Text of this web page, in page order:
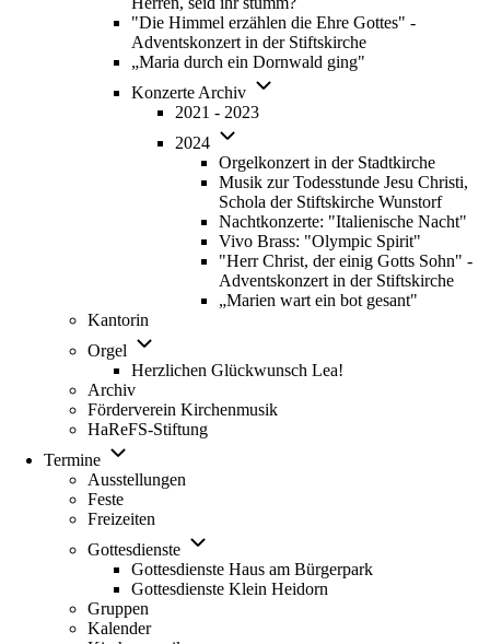
"Die Himmel erzählen die Ehre Gottes" -
Adventskonzert in der Stiftskirche
„Maria durch ein Dornwald ging"
Konzerte Archiv
Unternavigation von Konzerte
2021 - 2023
2024
Unternavigation von 2024
Orgelkonzert in der Stadtkirche
Musik zur Todesstunde Jesu Christi,
Schola der Stiftskirche Wunstorf
Nachtkonzerte: "Italienische Nacht"
Vivo Brass: "Olympic Spirit"
"Herr Christ, der einig Gotts Sohn" -
Adventskonzert in der Stiftskirche
„Marien wart ein bot gesant"
Kantorin
Orgel
Unternavigation von Orgel
Herzlichen Glückwunsch Lea!
Archiv
Förderverein Kirchenmusik
HaReFS-Stiftung
Termine
Unternavigation von Termine
Ausstellungen
Feste
Freizeiten
Gottesdienste
Unternavigation von Gottesdienste
Gottesdienste Haus am Bürgerpark
Gottesdienste Klein Heidorn
Gruppen
Kalender